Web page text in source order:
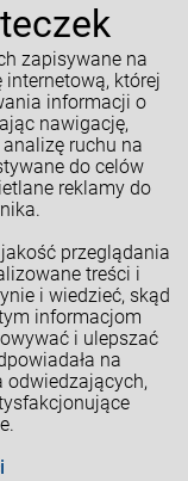
zapisywane na
której
informacji o
nawigację,
ruchu na
do celów
reklamy do
przeglądania
treści i
i wiedzieć, skąd
informacjom
i ulepszać
na
odwiedzających,